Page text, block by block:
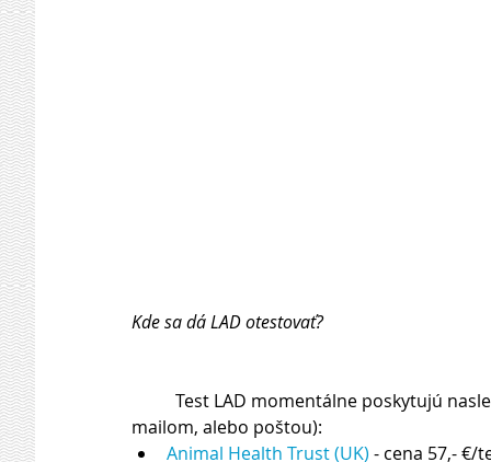
Kde sa dá LAD otestovať?
mailom, alebo poštou):
Animal Health Trust (UK) - cena 57,-